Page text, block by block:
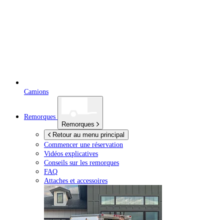
Camions
Remorques
Remorques
Retour au menu principal
Commencer une réservation
Vidéos explicatives
Conseils sur les remorques
FAQ
Attaches et accessoires